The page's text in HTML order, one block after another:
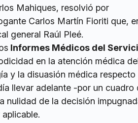
Mahiques, resolvió por
Carlos Martín Fioriti que,
general Raúl Pleé.
Informes Médicos del
en la atención médica
y la disuasión médica respecto
llevar adelante -por un cuadro
nulidad de la decisión